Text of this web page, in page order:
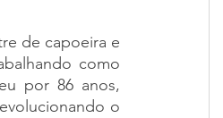
de capoeira e
como
por 86 anos,
o